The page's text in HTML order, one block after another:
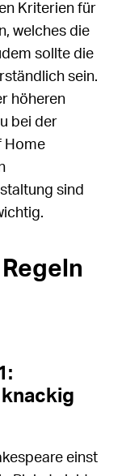
Kriterien für
welches die
sollte die
sein.
höheren
bei der
Home
sind
einst